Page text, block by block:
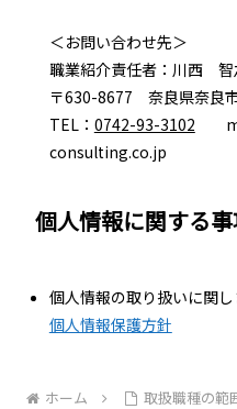
＜お問い合わせ先＞
職業紹介責任者：川西 智
〒630-8677 奈良県奈良
TEL： 0742-93-3102
consulting.co.jp
個人情報に関する
個人情報の取り扱いに関
個人情報保護方針
ホーム 取扱職種の範